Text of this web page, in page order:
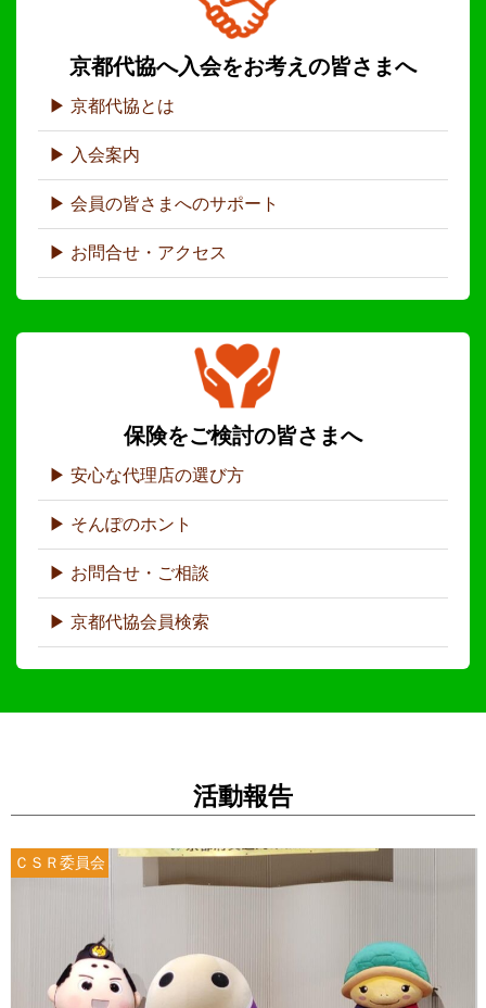
京都代協へ入会をお考えの皆さまへ
京都代協とは
入会案内
会員の皆さまへのサポート
お問合せ・アクセス
保険をご検討の皆さまへ
安心な代理店の選び方
そんぽのホント
お問合せ・ご相談
京都代協会員検索
活動報告
ＣＳＲ委員会